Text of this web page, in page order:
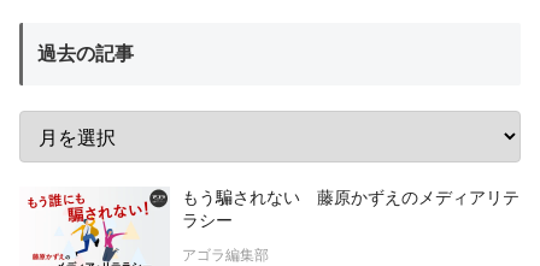
過去の記事
もう騙されない 藤原かずえのメディアリテ
ラシー
アゴラ編集部